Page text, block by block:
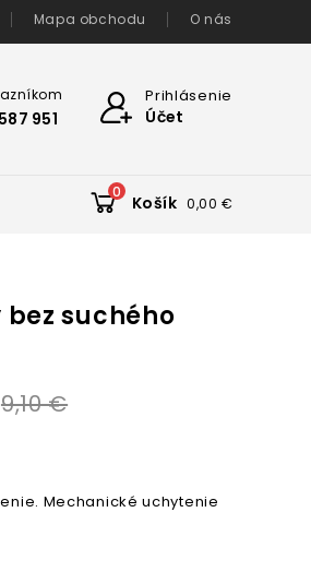
Mapa obchodu O nás
Prihlásenie
Účet
951
0
Košík 0,00 €
suchého
9,10 €
Mechanické uchytenie